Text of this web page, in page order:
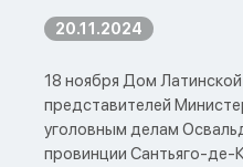
20.11.2024
18 ноября Дом
представителей
уголовным делам
провинции Сантьяго-де-